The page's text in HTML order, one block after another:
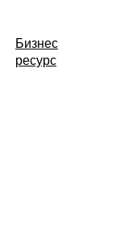
Бизнес
ресурс